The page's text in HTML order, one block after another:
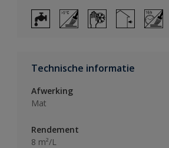
Technische informatie
Afwerking
Mat
Rendement
8 m²/L